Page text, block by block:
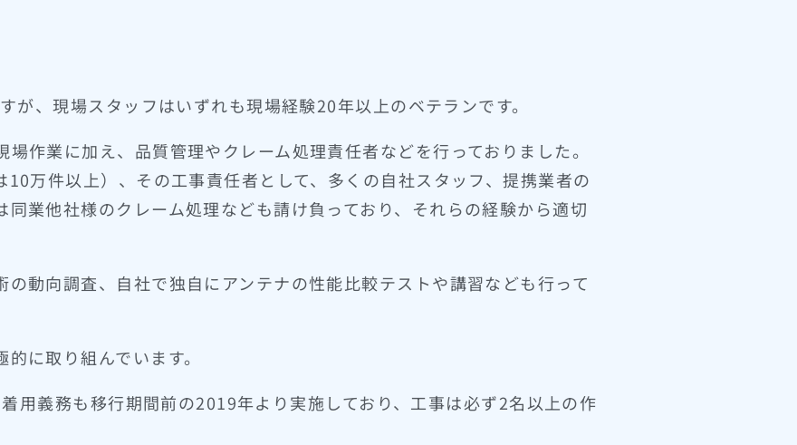
、現場スタッフはいずれも現場経験20年以上のベテランです。
作業に加え、品質管理やクレーム処理責任者などを行っておりました。
万件以上）、その工事責任者として、多くの自社スタッフ、提携業者の
業他社様のクレーム処理なども請け負っており、それらの経験から適切
動向調査、自社で独自にアンテナの性能比較テストや講習なども行って
に取り組んでいます。
用義務も移行期間前の2019年より実施しており、工事は必ず2名以上の作